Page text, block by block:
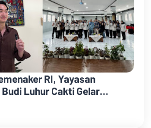
RI, Yayasan
Luhur Cakti Gelar
untuk WBP Lapas
IIA Bandung